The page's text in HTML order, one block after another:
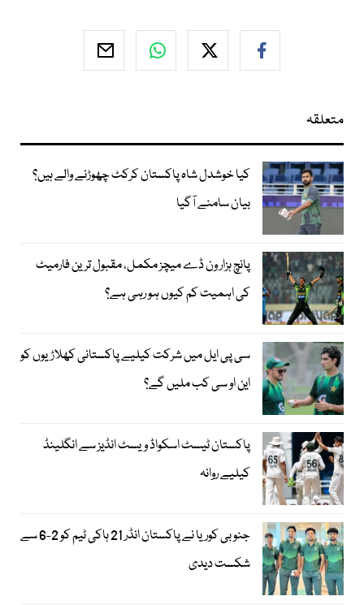
متعلقہ
کیا خوشدل شاہ پاکستان کرکٹ چھوڑنے والے ہیں؟
بیان سامنے آگیا
پانچ ہزار ون ڈے میچز مکمل، مقبول ترین فارمیٹ
کی اہمیت کم کیوں ہو رہی ہے؟
سی پی ایل میں شرکت کیلیے پاکستانی کھلاڑیوں کو
این او سی کب ملیں گے؟
پاکستان ٹیسٹ اسکواڈ ویسٹ انڈیز سے انگلینڈ
کیلیے روانہ
جنوبی کوریا نے پاکستان انڈر 21 ہاکی ٹیم کو 2-6 سے
شکست دیدی